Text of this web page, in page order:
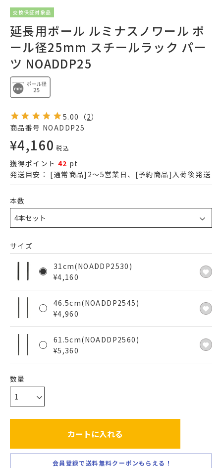
交換保証対象品
延長用ポール ルミナスノワール ポ
ール径25mm スチールラック パー
ツ NOADDP25
5.00 （2）
商品番号 NOADDP25
¥4,160 税込
獲得ポイント 42 pt
発送目安： [通常商品]2～5営業日、[予約商品]入荷後発送
本数
サイズ
31cm(NOADDP2530)
¥4,160
46.5cm(NOADDP2545)
¥4,960
61.5cm(NOADDP2560)
¥5,360
カートに入れる
会員登録で送料無料クーポンもらえる！